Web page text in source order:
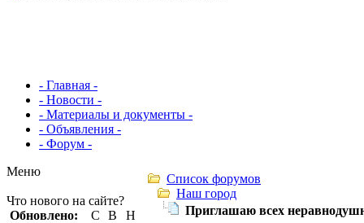
- Главная -
- Новости -
- Материалы и документы -
- Объявления -
- Форум -
Меню
Что нового на сайте?
Обновлено:
С В
Н
Список форумов
Наш город
Приглашаю всех